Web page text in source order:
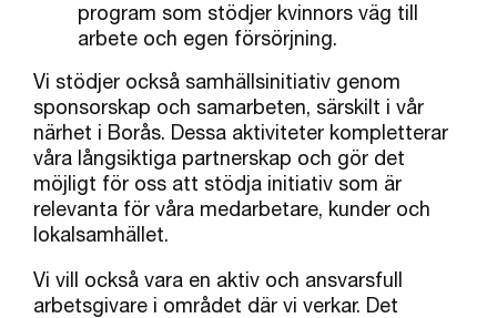
program som stödjer kvinnors väg till
arbete och egen försörjning.
Vi stödjer också samhällsinitiativ genom
sponsorskap och samarbeten, särskilt i vår
närhet i Borås. Dessa aktiviteter kompletterar
våra långsiktiga partnerskap och gör det
möjligt för oss att stödja initiativ som är
relevanta för våra medarbetare, kunder och
lokalsamhället.
Vi vill också vara en aktiv och ansvarsfull
arbetsgivare i området där vi verkar. Det